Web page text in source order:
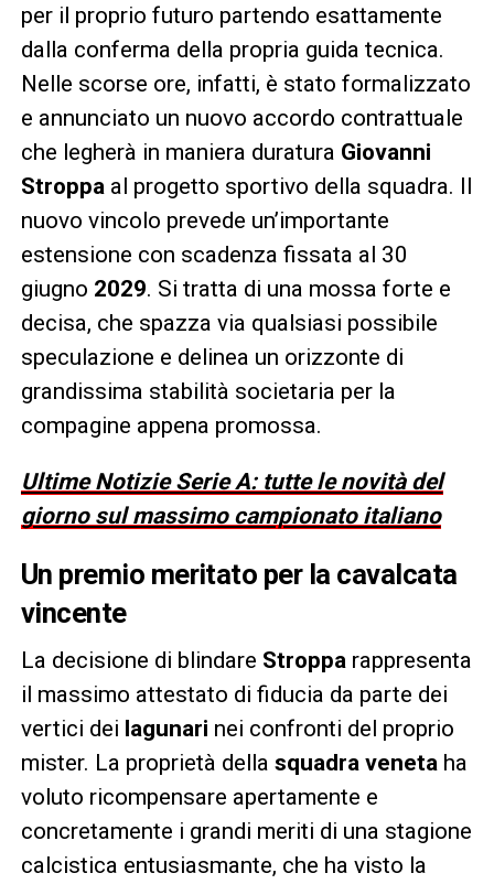
per il proprio futuro partendo esattamente
dalla conferma della propria guida tecnica.
Nelle scorse ore, infatti, è stato formalizzato
e annunciato un nuovo accordo contrattuale
che legherà in maniera duratura Giovanni
Stroppa al progetto sportivo della squadra. Il
nuovo vincolo prevede un’importante
estensione con scadenza fissata al 30
giugno 2029. Si tratta di una mossa forte e
decisa, che spazza via qualsiasi possibile
speculazione e delinea un orizzonte di
grandissima stabilità societaria per la
compagine appena promossa.
Ultime Notizie Serie A: tutte le novità del
giorno sul massimo campionato italiano
Un premio meritato per la cavalcata
vincente
La decisione di blindare Stroppa rappresenta
il massimo attestato di fiducia da parte dei
vertici dei lagunari nei confronti del proprio
mister. La proprietà della squadra veneta ha
voluto ricompensare apertamente e
concretamente i grandi meriti di una stagione
calcistica entusiasmante, che ha visto la